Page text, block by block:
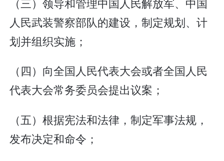
人民武装警察部队的建设，制定规划、计
划并组织实施；
（四）向全国人民代表大会或者全国人民
代表大会常务委员会提出议案；
（五）根据宪法和法律，制定军事法规，
发布决定和命令；